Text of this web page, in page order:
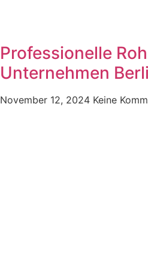
Professionelle
Unternehmen
November 12, 2024 Keine